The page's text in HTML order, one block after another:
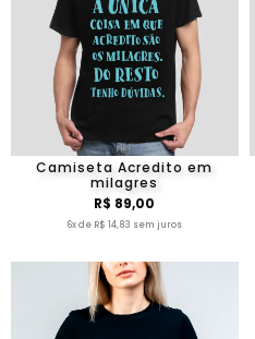
Camiseta Acredito em
milagres
R$ 89,00
6x de R$ 14,83 sem juros